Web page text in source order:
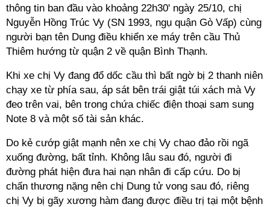
thông tin ban đầu vào khoảng 22h30' ngày 25/10, chị
Nguyễn Hồng Trúc Vy (SN 1993, ngụ quận Gò Vấp) cùng
người bạn tên Dung điều khiển xe máy trên cầu Thủ
Thiêm hướng từ quận 2 về quận Bình Thạnh.
Khi xe chị Vy đang đổ dốc cầu thì bất ngờ bị 2 thanh niên
chạy xe từ phía sau, áp sát bên trái giật túi xách mà Vy
đeo trên vai, bên trong chứa chiếc điện thoại sam sung
Note 8 và một số tài sản khác.
Do kẻ cướp giật mạnh nên xe chị Vy chao đảo rồi ngã
xuống đường, bất tỉnh. Không lâu sau đó, người đi
đường phát hiện đưa hai nạn nhân đi cấp cứu. Do bị
chấn thương nặng nên chị Dung tử vong sau đó, riêng
chị Vy bị gãy xương hàm đang được điều trị tại một bệnh